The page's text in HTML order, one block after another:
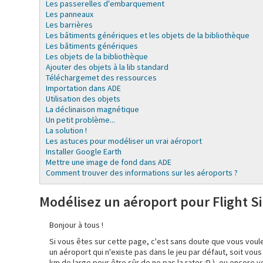
Les passerelles d'embarquement
Les panneaux
Les barrières
Les bâtiments génériques et les objets de la bibliothèque
Les bâtiments génériques
Les objets de la bibliothèque
Ajouter des objets à la lib standard
Téléchargemet des ressources
Importation dans ADE
Utilisation des objets
La déclinaison magnétique
Un petit problème...
La solution !
Les astuces pour modéliser un vrai aéroport
Installer Google Earth
Mettre une image de fond dans ADE
Comment trouver des informations sur les aéroports ?
Modélisez un aéroport pour Flight
Bonjour à tous !
Si vous êtes sur cette page, c'est sans doute que vous
un aéroport qui n'existe pas dans le jeu par défaut, soit